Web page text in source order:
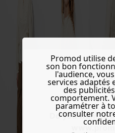
Do you want to
Promod utilise
son bon
l'audience,
services adaptés
des
comportement.
paramétrer à
consulter